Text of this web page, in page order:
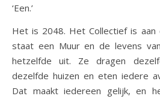
‘Een.’
Het is 2048. Het Collectief is aan
staat een Muur en de levens
hetzelfde uit. Ze dragen
dezelfde huizen en eten iedere
Dat maakt iedereen gelijk, en